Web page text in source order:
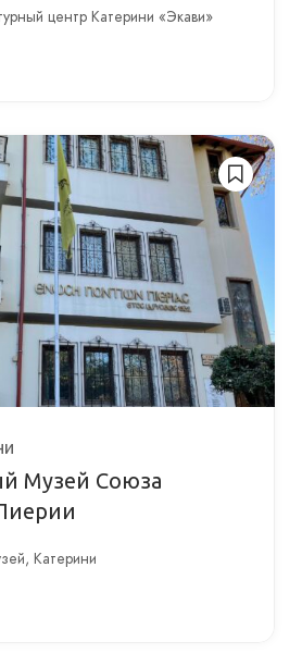
центр Катерини «Экави»
Музей Союза
Катерини